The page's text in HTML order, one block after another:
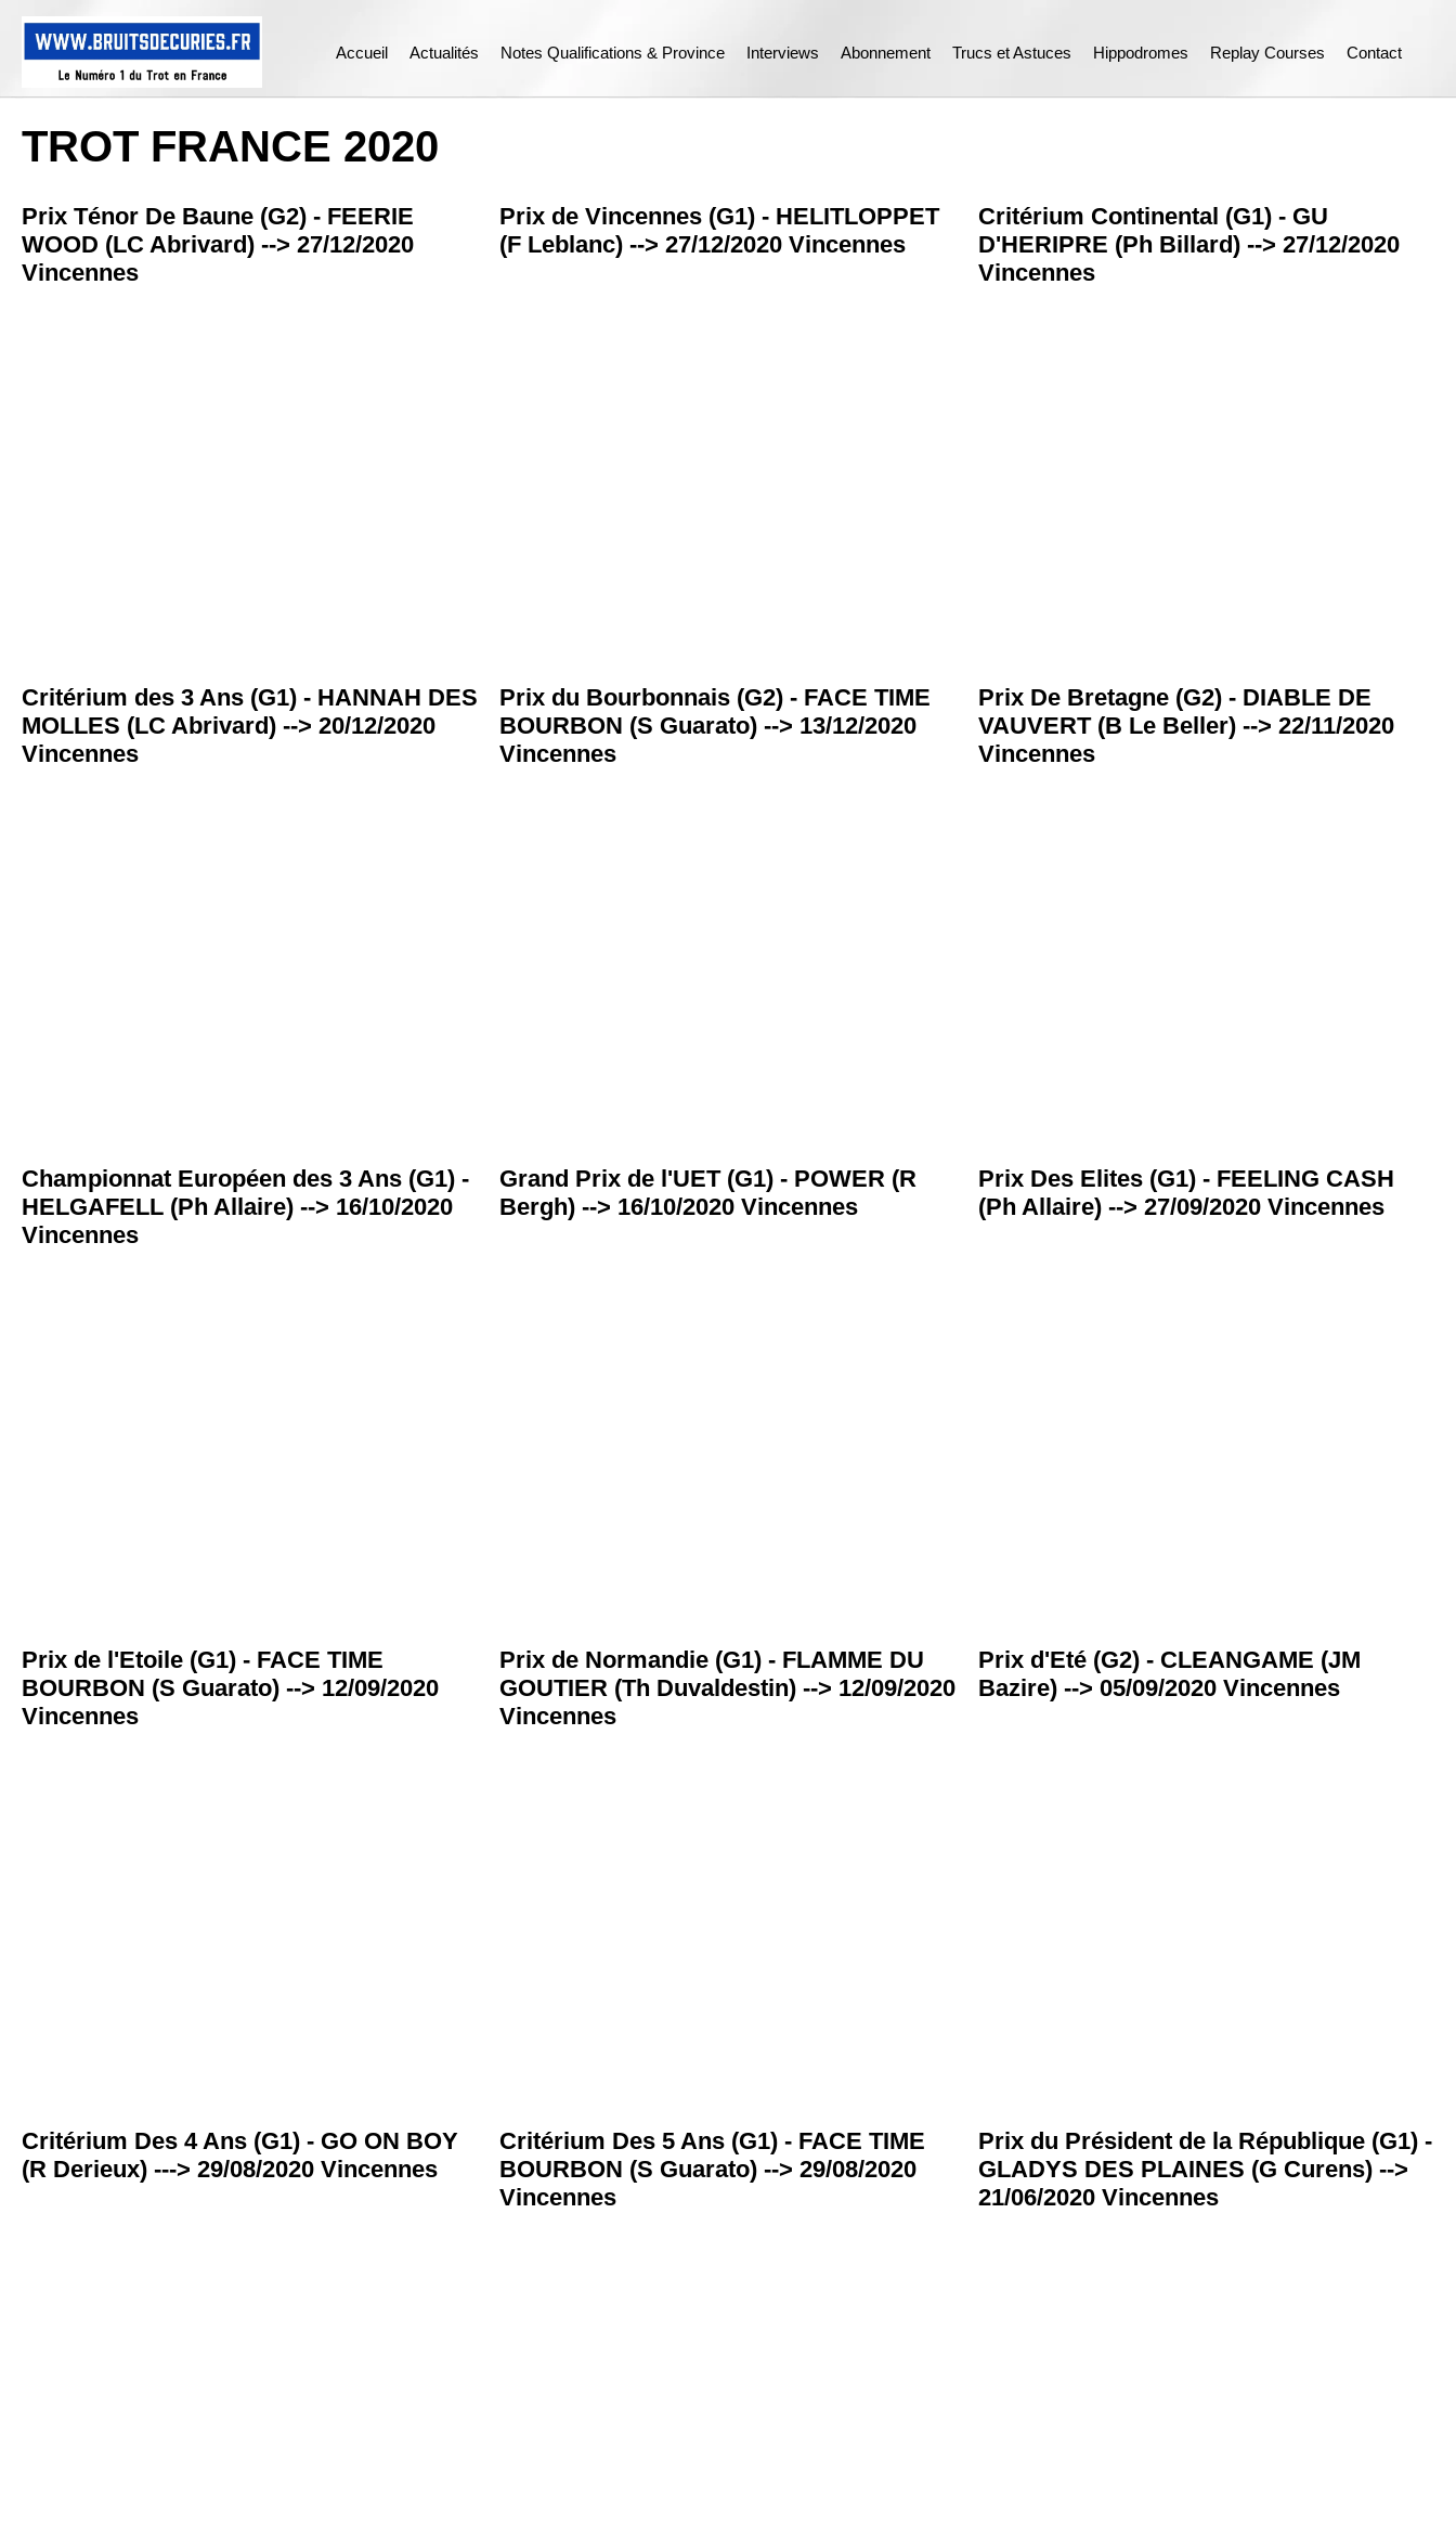
Accueil Actualités Notes Qualifications & Province Interviews Abonnement Trucs et Astuces Hippodromes Replay Courses Contact
TROT FRANCE 2020
Prix Ténor De Baune (G2) - FEERIE
WOOD (LC Abrivard) --> 27/12/2020
Vincennes
Prix de Vincennes (G1) - HELITLOPPET
(F Leblanc) --> 27/12/2020 Vincennes
Critérium Continental (G1) - GU
D'HERIPRE (Ph Billard) --> 27/12/2020
Vincennes
Critérium des 3 Ans (G1) - HANNAH DES
MOLLES (LC Abrivard) --> 20/12/2020
Vincennes
Prix du Bourbonnais (G2) - FACE TIME
BOURBON (S Guarato) --> 13/12/2020
Vincennes
Prix De Bretagne (G2) - DIABLE DE
VAUVERT (B Le Beller) --> 22/11/2020
Vincennes
Championnat Européen des 3 Ans (G1) -
HELGAFELL (Ph Allaire) --> 16/10/2020
Vincennes
Grand Prix de l'UET (G1) - POWER (R
Bergh) --> 16/10/2020 Vincennes
Prix Des Elites (G1) - FEELING CASH
(Ph Allaire) --> 27/09/2020 Vincennes
Prix de l'Etoile (G1) - FACE TIME
BOURBON (S Guarato) --> 12/09/2020
Vincennes
Prix de Normandie (G1) - FLAMME DU
GOUTIER (Th Duvaldestin) --> 12/09/2020
Vincennes
Prix d'Eté (G2) - CLEANGAME (JM
Bazire) --> 05/09/2020 Vincennes
Critérium Des 4 Ans (G1) - GO ON BOY
(R Derieux) ---> 29/08/2020 Vincennes
Critérium Des 5 Ans (G1) - FACE TIME
BOURBON (S Guarato) --> 29/08/2020
Vincennes
Prix du Président de la République (G1) -
GLADYS DES PLAINES (G Curens) -->
21/06/2020 Vincennes